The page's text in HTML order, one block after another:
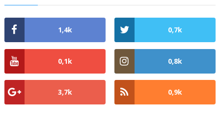
1,4k 0,7k
0,1k 0,8k
3,7k 0,9k